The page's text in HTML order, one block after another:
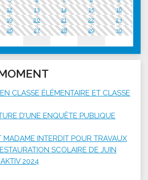
12 13 14 15
16
19 20 21 22
23
26 27 28 29
30
CLASSE ÉLÉMENTAIRE ET CLASSE
D’UNE ENQUÊTE PUBLIQUE
MADAME INTERDIT POUR TRAVAUX
SCOLAIRE DE JUIN
2024